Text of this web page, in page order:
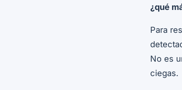
¿qué
Para
No es
ciegas.